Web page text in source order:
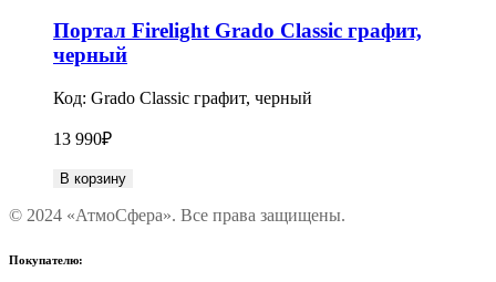
Портал Firelight Grado Classic графит,
черный
Код: Grado Classic графит, черный
13 990₽
В корзину
© 2024 «АтмоСфера». Все права защищены.
Покупателю: